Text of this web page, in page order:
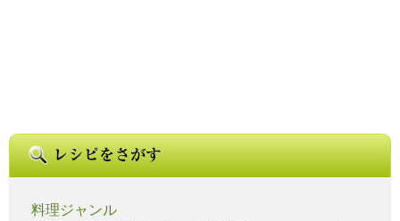
料理ジャンル